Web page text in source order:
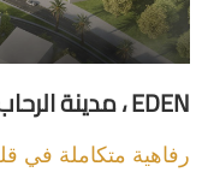
متكاملة في قلب